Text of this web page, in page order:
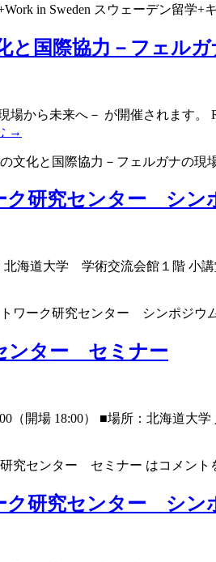
in Sweden スウェーデン留学+
と国際協力－フェル
場から未来へ－ が開催されます
→
文化と国際協力－フェルガナの現
ク研究センター シン
北海道大学 学術交流会館１階
ワーク研究センター シンポジウ
ンター セミナー
（開場 18:00） ■場所：北海道
究センター セミナー はコメント
ク研究センター シン